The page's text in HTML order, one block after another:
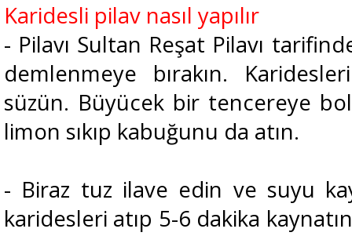
Karidesli pilav nasıl yapılır
- Pilavı Sultan Reşat Pilavı
demlenmeye bırakın.
süzün. Büyücek bir tencereye
limon sıkıp kabuğunu da atın.
- Biraz tuz ilave edin ve suyu
karidesleri atıp 5-6 dakika